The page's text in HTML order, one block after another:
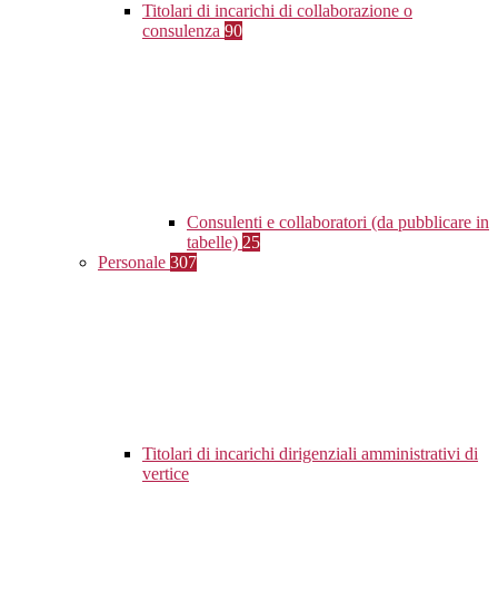
Titolari di incarichi di collaborazione o
consulenza 90
Consulenti e collaboratori (da pubblicare in
tabelle) 25
Personale 307
Titolari di incarichi dirigenziali amministrativi di
vertice